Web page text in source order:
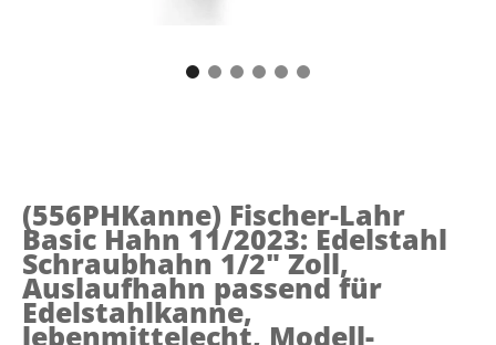
(556PHKanne) Fischer-Lahr
Basic Hahn 11/2023: Edelstahl
Schraubhahn 1/2" Zoll,
Auslaufhahn passend für
Edelstahlkanne,
lebenmittelecht, Modell-